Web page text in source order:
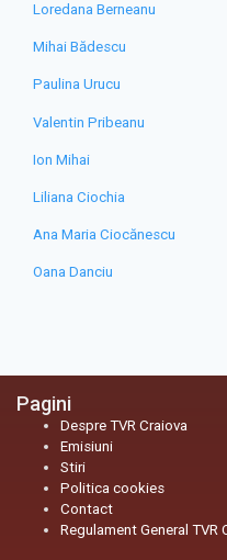
Loredana Berneanu
Mihai Bădescu
Paulina Urucu
Valentin Pribeanu
Ion Mihai
Liliana Ciochia
Ana Maria Ciocănescu
Oana Danciu
Pagini
Despre TVR Craiova
Emisiuni
Stiri
Politica cookies
Contact
Regulament General TVR